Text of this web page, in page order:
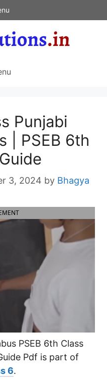
Punjabi
| PSEB 6th
3, 2024 by Bhagya
PSEB 6th Class
Pdf is part of
6.